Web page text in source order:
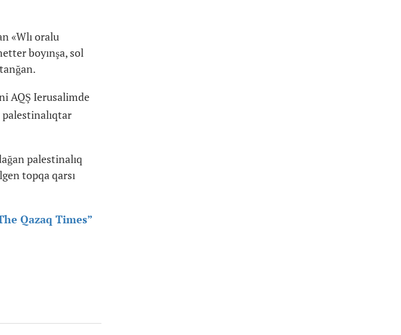
«Wlı oralu
boyınşa, sol
AQŞ Ierusalimde
palestinalıqtar
palestinalıq
topqa qarsı
Qazaq Times”